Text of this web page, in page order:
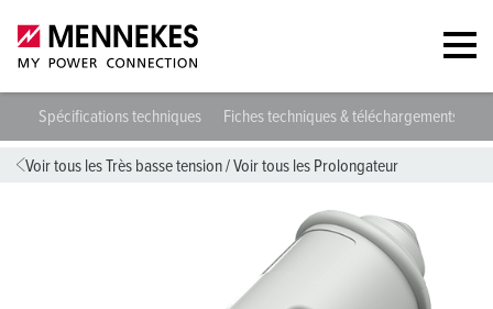
Spécifications techniques Fiches techniques & téléchargements
Voir tous les Très basse tension/Voir tous les Prolongateur